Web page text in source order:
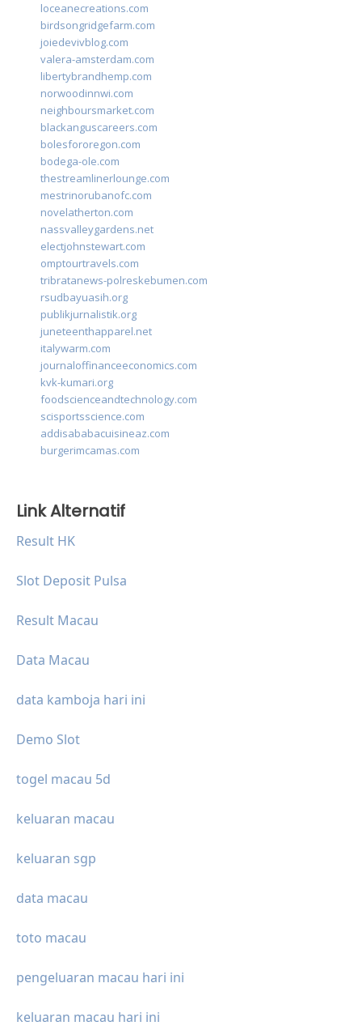
loceanecreations.com
birdsongridgefarm.com
joiedevivblog.com
valera-amsterdam.com
libertybrandhemp.com
norwoodinnwi.com
neighboursmarket.com
blackanguscareers.com
bolesfororegon.com
bodega-ole.com
thestreamlinerlounge.com
mestrinorubanofc.com
novelatherton.com
nassvalleygardens.net
electjohnstewart.com
omptourtravels.com
tribratanews-polreskebumen.com
rsudbayuasih.org
publikjurnalistik.org
juneteenthapparel.net
italywarm.com
journaloffinanceeconomics.com
kvk-kumari.org
foodscienceandtechnology.com
scisportsscience.com
addisababacuisineaz.com
burgerimcamas.com
Link Alternatif
Result HK
Slot Deposit Pulsa
Result Macau
Data Macau
data kamboja hari ini
Demo Slot
togel macau 5d
keluaran macau
keluaran sgp
data macau
toto macau
pengeluaran macau hari ini
keluaran macau hari ini